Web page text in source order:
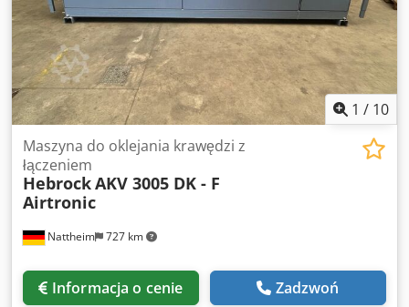
ruchu przeciwbieżnym 1 jednostka w ruchu
synchronicznym Droga zanurzeniowa 5 mm z
Codevvkfdspfx Ad Njha
1 / 10
Nattheim 727 km
Maszyna do oklejania krawędzi z
łączeniem
HebrockAKV 3005 DK - F
Airtronic
Informacja o cenie Zadzwoń